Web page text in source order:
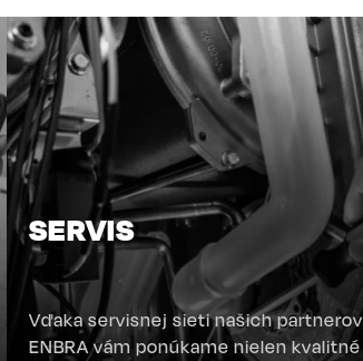
SERVIS
Vďaka servisnej sieti našich partnerov
ENBRA vám ponúkame nielen kvalitné